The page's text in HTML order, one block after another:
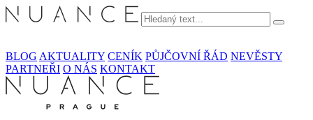
BLOG AKTUALITY CENÍK PŮJČOVNÍ ŘÁD NEVĚSTY
PARTNEŘI O NÁS KONTAKT